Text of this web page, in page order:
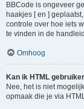
BBCode is ongeveer
haakjes [ en ]
controle over hoe iets
te vinden in de
Omhoog
Kan ik HTML
Nee, het is niet
opmaak die je via